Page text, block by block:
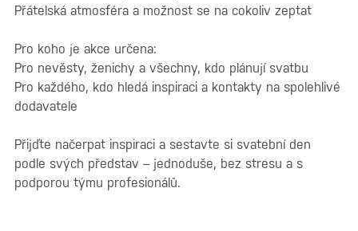
Přátelská atmosféra a možnost se na cokoliv zeptat
Pro koho je akce určena:
Pro nevěsty, ženichy a všechny, kdo plánují svatbu
Pro každého, kdo hledá inspiraci a kontakty na spolehlivé
dodavatele
Přijďte načerpat inspiraci a sestavte si svatební den
podle svých představ – jednoduše, bez stresu a s
podporou týmu profesionálů.